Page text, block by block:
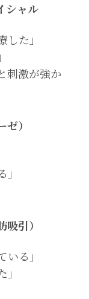
シャル
た」
刺激が強か
）
引）
る」